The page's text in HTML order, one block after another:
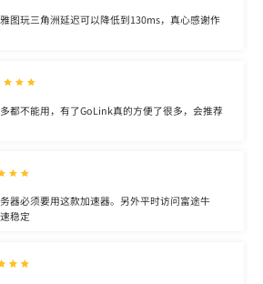
图玩三角洲延迟可以降低到130ms，真心感谢作
都不能用，有了GoLink真的方便了很多，会推荐
器必须要用这款加速器。另外平时访问富途牛
稳定